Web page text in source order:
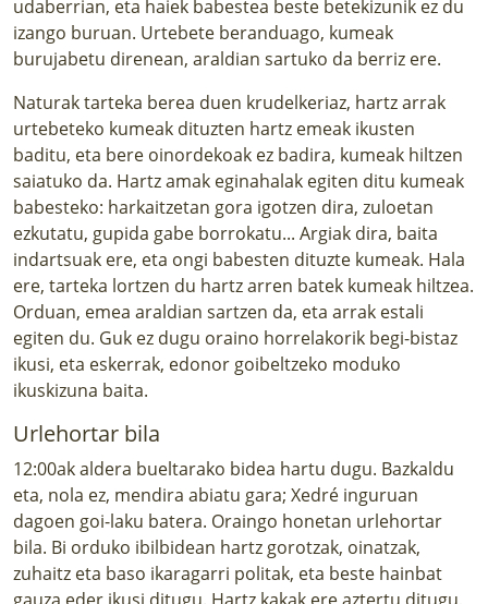
udaberrian, eta haiek babestea beste betekizunik ez du
izango buruan. Urtebete beranduago, kumeak
burujabetu direnean, araldian sartuko da berriz ere.
Naturak tarteka berea duen krudelkeriaz, hartz arrak
urtebeteko kumeak dituzten hartz emeak ikusten
baditu, eta bere oinordekoak ez badira, kumeak hiltzen
saiatuko da. Hartz amak eginahalak egiten ditu kumeak
babesteko: harkaitzetan gora igotzen dira, zuloetan
ezkutatu, gupida gabe borrokatu... Argiak dira, baita
indartsuak ere, eta ongi babesten dituzte kumeak. Hala
ere, tarteka lortzen du hartz arren batek kumeak hiltzea.
Orduan, emea araldian sartzen da, eta arrak estali
egiten du. Guk ez dugu oraino horrelakorik begi-bistaz
ikusi, eta eskerrak, edonor goibeltzeko moduko
ikuskizuna baita.
Urlehortar bila
12:00ak aldera bueltarako bidea hartu dugu. Bazkaldu
eta, nola ez, mendira abiatu gara; Xedré inguruan
dagoen goi-laku batera. Oraingo honetan urlehortar
bila. Bi orduko ibilbidean hartz gorotzak, oinatzak,
zuhaitz eta baso ikaragarri politak, eta beste hainbat